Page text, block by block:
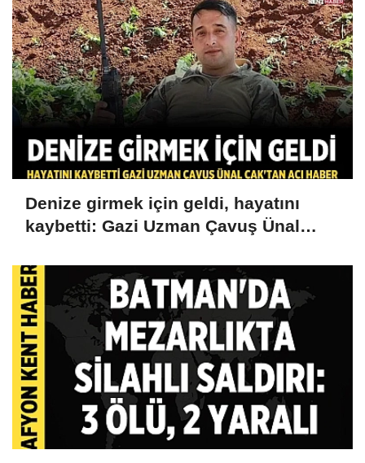
Denize girmek için geldi, hayatını
kaybetti: Gazi Uzman Çavuş Ünal